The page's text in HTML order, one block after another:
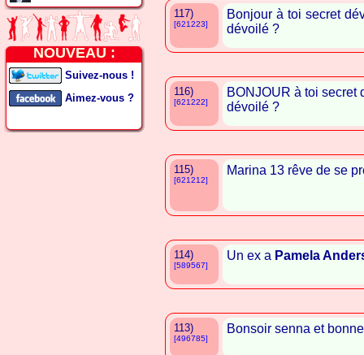
NOUVEAU :
Suivez-nous !
Aimez-vous ?
117)
[621223]
Bonjour à toi secret
dévoilé ?
116)
[621222]
BONJOUR à toi secret
dévoilé ?
115)
[621212]
Marina 13 rêve de se
114)
[589567]
Un ex a Pamela
113)
[496785]
Bonsoir senna et